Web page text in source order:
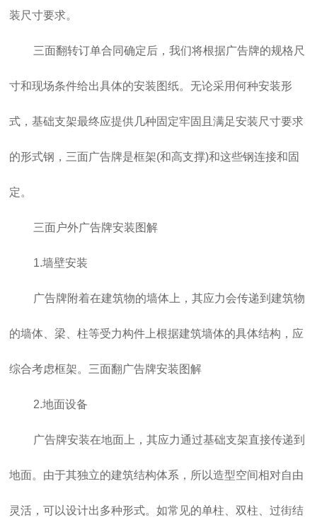
装尺寸要求。
三面翻转订单合同确定后，我们将根据广告牌的规格尺
寸和现场条件给出具体的安装图纸。无论采用何种安装形
式，基础支架最终应提供几种固定牢固且满足安装尺寸要求
的形式钢，三面广告牌是框架(和高支撑)和这些钢连接和固
定。
三面户外广告牌安装图解
1.墙壁安装
广告牌附着在建筑物的墙体上，其应力会传递到建筑物
的墙体、梁、柱等受力构件上根据建筑墙体的具体结构，应
综合考虑框架。三面翻广告牌安装图解
2.地面设备
广告牌安装在地面上，其应力通过基础支架直接传递到
地面。由于其独立的建筑结构体系，所以造型空间相对自由
灵活，可以设计出多种形式。如常见的单柱、双柱、过街结